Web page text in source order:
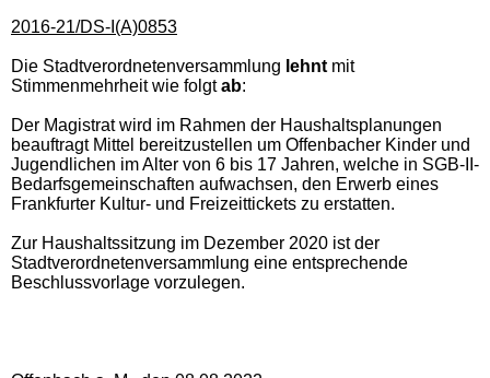
2016-21/DS-I(A)0853
Die Stadtverordnetenversammlung lehnt mit
Stimmenmehrheit wie folgtab:
Der Magistrat wird im Rahmen der Haushaltsplanungen
beauftragt Mittel bereitzustellen um Offenbacher Kinder und
Jugendlichen im Alter von 6 bis 17 Jahren, welche in SGB-II-
Bedarfsgemeinschaften aufwachsen, den Erwerb eines
Frankfurter Kultur- und Freizeittickets zu erstatten.
Zur Haushaltssitzung im Dezember 2020 ist der
Stadtverordnetenversammlung eine entsprechende
Beschlussvorlage vorzulegen.